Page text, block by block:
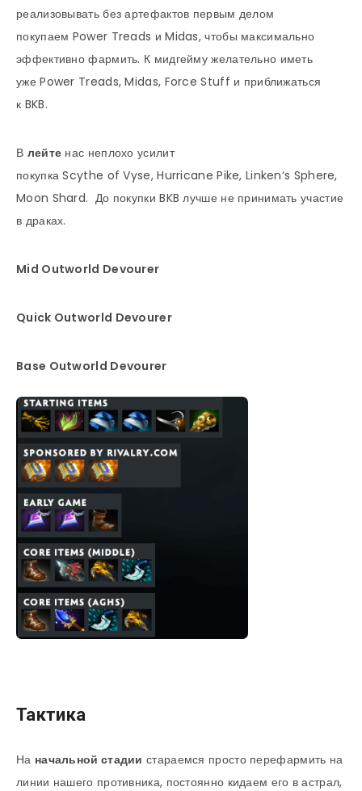
реализовывать без артефактов первым делом
покупаем Power Treads и Midas, чтобы максимально
эффективно фармить. К мидгейму желательно иметь
уже Power Treads, Midas, Force Stuff и приближаться
к BKB.
В лейте нас неплохо усилит
покупка Scythe of Vyse, Hurricane Pike, Linken‘s Sphere,
Moon Shard. До покупки BKB лучше не принимать участие
в драках.
Mid Outworld Devourer
Quick Outworld Devourer
Base Outworld Devourer
Тактика
На начальной стадии стараемся просто перефармить на
линии нашего противника, постоянно кидаем его в астрал,